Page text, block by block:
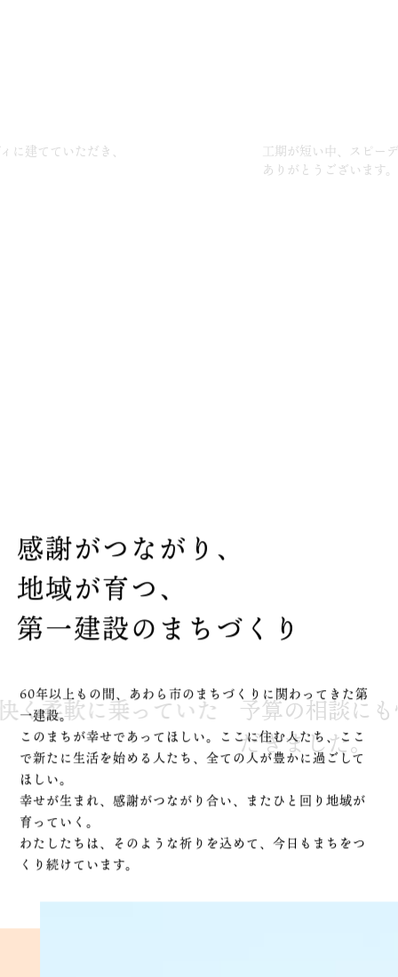
感謝がつ なが り 、
地域が育つ、
第一建設の ま ち づ く り
60年以上もの間、あわら市のまちづくりに関わってきた第
一建設。
このまちが幸せであってほしい。ここに住む人たち、ここ
で新たに生活を始める人たち、全ての人が豊かに過ごして
ほしい。
幸せが生まれ、感謝がつながり合い、またひと回り地域が
育っていく。
わたしたちは、そのような祈りを込めて、今日もまちをつ
くり続けています。
建てていただき、
工期が短い中、スピーデ
ありがとうございます。
柔軟に乗っていた
予算の相談にも
だきました。